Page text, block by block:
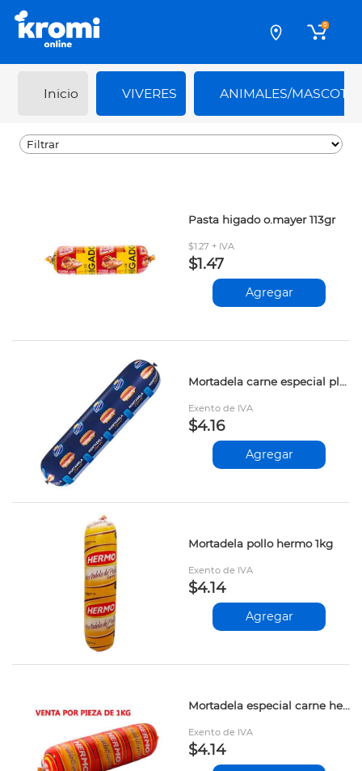
0
Inicio VIVERES ANIMALES/
Pasta higado o.mayer 113gr
$1.27 + IVA
$1.47
Agregar
Mortadela carne especial plumrose 1kg
Exento de IVA
$4.16
Agregar
Mortadela pollo hermo 1kg
Exento de IVA
$4.14
Agregar
Mortadela especial carne hermo 1kg
Exento de IVA
$4.14